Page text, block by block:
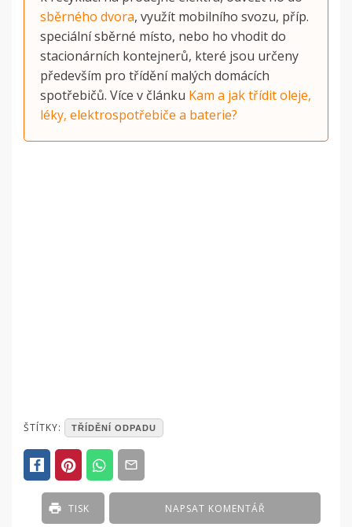
sběrného dvora, využít mobilního svozu, příp.
speciální sběrné místo, nebo ho vhodit do
stacionárních kontejnerů, které jsou určeny
především pro třídění malých domácích
spotřebičů. Více v článku Kam a jak třídit oleje,
léky, elektrospotřebiče a baterie?
POSTED
ČLÁNKY
ŠTÍTKY: TŘÍDĚNÍ ODPADU
NAPSAT KOMENTÁŘ
TISK